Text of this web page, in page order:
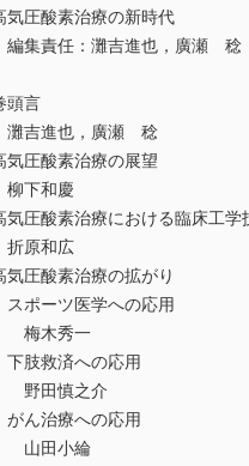
気圧酸素治療の新時代
編集責任：灘吉進也，廣瀬 稔
頭言
灘吉進也，廣瀬 稔
気圧酸素治療の展望
柳下和慶
気圧酸素治療における臨床工
折原和広
気圧酸素治療の拡がり
スポーツ医学への応用
梅木秀一
下肢救済への応用
野田慎之介
がん治療への応用
山田小綸